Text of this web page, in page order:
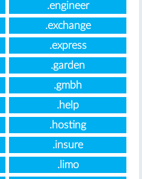
.engineer
.exchange
.express
.garden
.gmbh
.help
.hosting
.insure
.limo